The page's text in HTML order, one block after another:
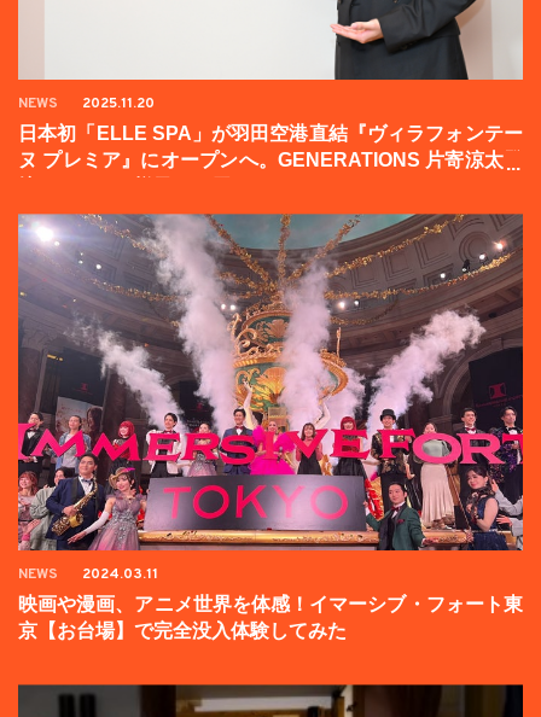
NEWS 2025.11.20
日本初「ELLE SPA」が羽田空港直結『ヴィラフォンテー
ヌ プレミア』にオープンへ。GENERATIONS 片寄涼太登
NEWS 2024.03.11
映画や漫画、アニメ世界を体感！イマーシブ・フォート東
京【お台場】で完全没入体験してみた